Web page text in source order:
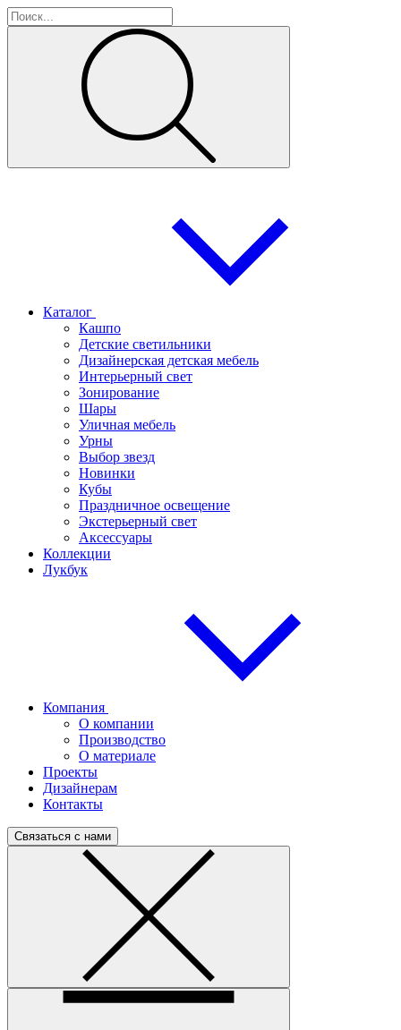
Каталог
Кашпо
Детские светильники
Дизайнерская детская мебель
Интерьерный свет
Зонирование
Шары
Уличная мебель
Урны
Выбор звезд
Новинки
Кубы
Праздничное освещение
Экстерьерный свет
Аксессуары
Коллекции
Лукбук
Компания
О компании
Производство
О материале
Проекты
Дизайнерам
Контакты
Связаться с нами